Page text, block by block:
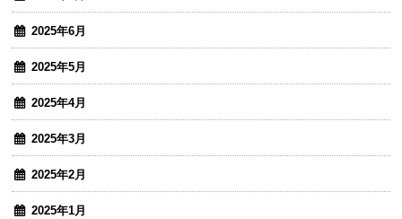
2025年6月
2025年5月
2025年4月
2025年3月
2025年2月
2025年1月